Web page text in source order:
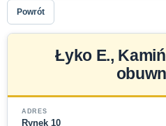
Powrót
Łyko E.,
ADRES
Rynek 10